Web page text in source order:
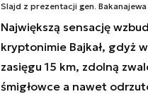
Slajd z prezentacji gen.
Największą sensację
kryptonimie Bajkał, gdyż
zasięgu 15 km, zdolną
śmigłowce a nawet